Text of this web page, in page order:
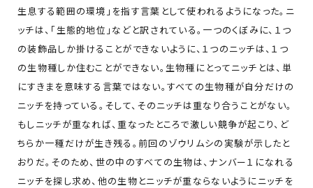
生息する範囲の環境」を指す言葉として使われるようになった。ニ
ッチは、「生態的地位」などと訳されている。一つのくぼみに、１つ
の装飾品しか掛けることができないように、１つのニッチは、１つ
の生物種しか住むことができない。生物種にとってニッチとは、単
にすきまを意味する言葉ではない。すべての生物種が自分だけの
ニッチを持っている。そして、そのニッチは重なり合うことがない。
もしニッチが重なれば、重なったところで激しい競争が起こり、ど
ちらか一種だけが生き残る。前回のゾウリムシの実験が示したと
おりだ。そのため、世の中のすべての生物は、ナンバー１になれる
ニッチを探し求め、他の生物とニッチが重ならないようにニッチを